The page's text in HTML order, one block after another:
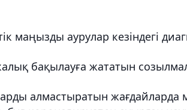
маңызды аурулар кезіндегі
бақылауға жататын
алмастыратын